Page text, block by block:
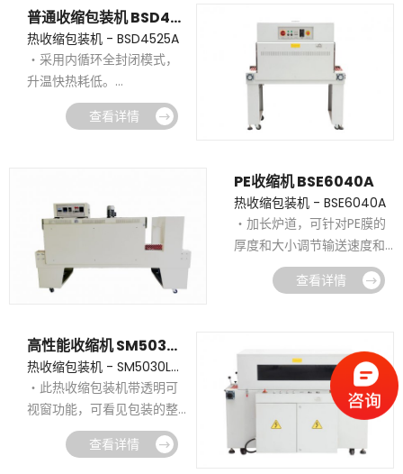
普通收缩包装机 BSD4525A
热收缩包装机 - BSD4525A
・采用内循环全封闭模式，
升温快热耗低。
・收缩机外壳采用增加防烫
板，使用更安全设计更人性
佳效率更高。
查看详情
PE收缩机 BSE6040A
热收缩包装机 - BSE6040A
・加长炉道，可针对PE膜的
厚度和大小调节输送速度和
炉道温度。
・BSE6040A 采用进口双运
观。
・采用实心钢杆外包进口硅
胶管，链杆式输送经久耐
・此热收缩包装机可根据不
同产品采用不同材质的输送
查看详情
高性能收缩机 SM5030LX/5030LH
热收缩包装机 - SM5030LX/5030LH
・此热收缩包装机带透明可
视窗功能，可看见包装的整
个过程。
・炉内温度均匀，可适用于
查看详情
如何正确操作封箱机
2022-10-09